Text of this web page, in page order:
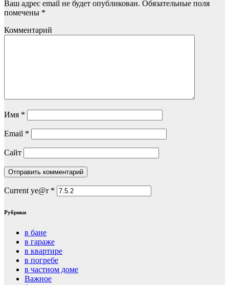
Ваш адрес email не будет опубликован. Обязательные поля
помечены *
Комментарий
Имя *
Email *
Сайт
Current ye@r *
Рубрики
в бане
в гараже
в квартире
в погребе
в частном доме
Важное